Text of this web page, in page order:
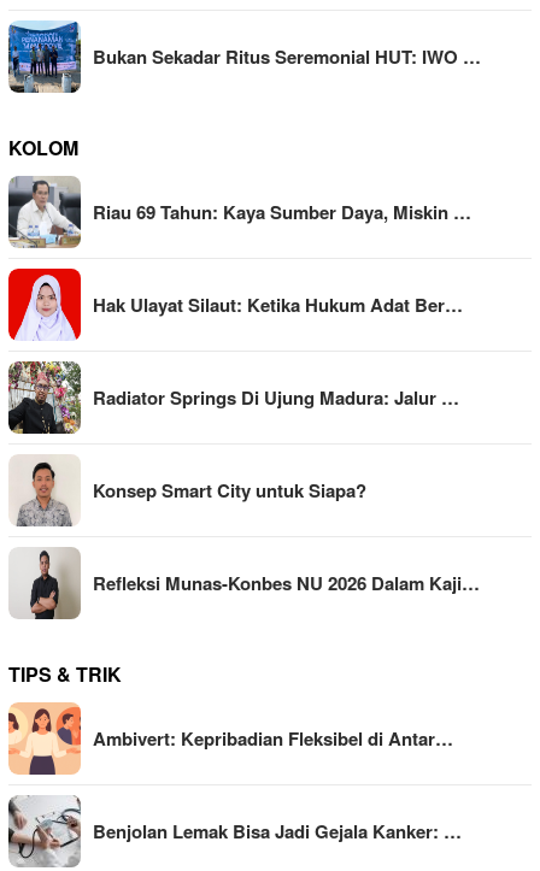
Bukan Sekadar Ritus Seremonial HUT: IWO …
KOLOM
Riau 69 Tahun: Kaya Sumber Daya, Miskin …
Hak Ulayat Silaut: Ketika Hukum Adat Ber…
Radiator Springs Di Ujung Madura: Jalur …
Konsep Smart City untuk Siapa?
Refleksi Munas-Konbes NU 2026 Dalam Kaji…
TIPS & TRIK
Ambivert: Kepribadian Fleksibel di Antar…
Benjolan Lemak Bisa Jadi Gejala Kanker: …